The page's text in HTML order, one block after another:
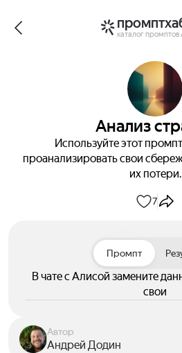
каталог промптов
Анализ
Используйте этот
проанализировать свои
их потери.
7
Промпт
В чате с Алисой замените
свои
Автор
Андрей Додин